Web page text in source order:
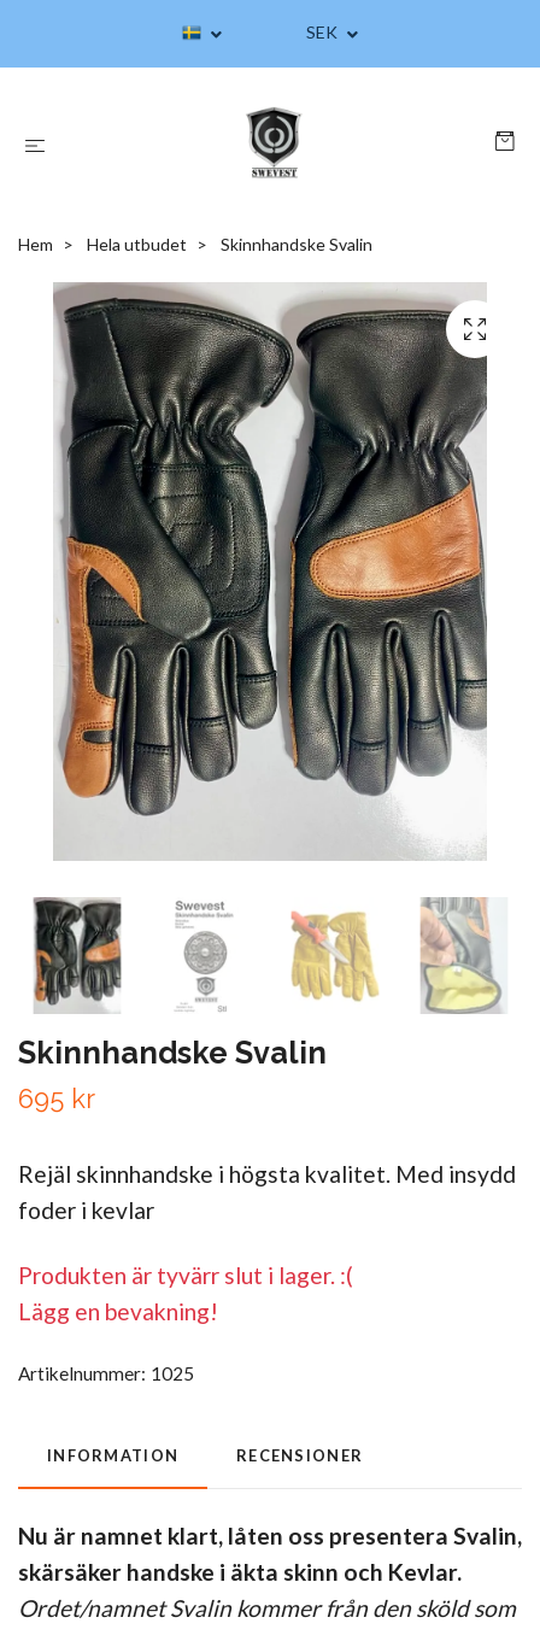
SEK
Hem Hela utbudet Skinnhandske Svalin
Skinnhandske Svalin
695 kr
Rejäl skinnhandske i högsta kvalitet. Med insydd
foder i kevlar
Produkten är tyvärr slut i lager. :(
Lägg en bevakning!
Artikelnummer: 1025
INFORMATION RECENSIONER
Nu är namnet klart, låten oss presentera Svalin,
skärsäker handske i äkta skinn och Kevlar.
Ordet/namnet Svalin kommer från den sköld som